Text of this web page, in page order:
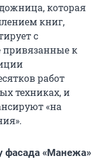
которая
книг,
с
к
работ
техниках, и
«на
фасада «Манежа»